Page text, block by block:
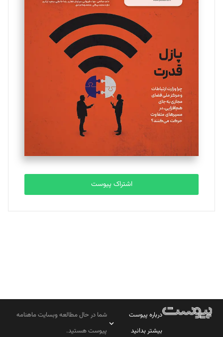
مینا پاکدل
یسنا امان‌پور
تحریریه
ملینا جعفری
تحریریه
مصطفی مسجدی آرانی
تحریریه
بابک نقاش
تحریریه
اشتراک پیوست
درباره پیوست
بیشتر بدانید
شما در حال مطالعه وبسایت ماهنامه
پیوست هستید.